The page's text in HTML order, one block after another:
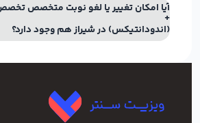
آیا امکان تغییر یا لغو نوبت متخصص
(اندودانتیکس) در شیراز هم وجود دارد؟